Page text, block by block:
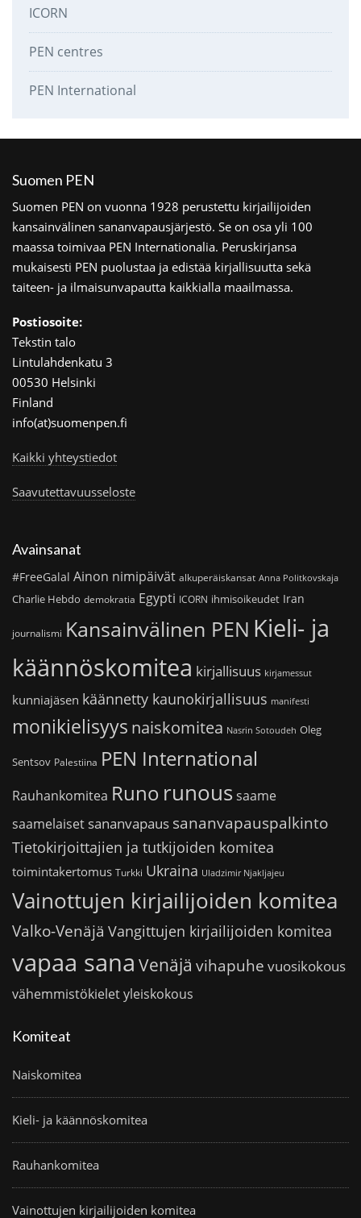
ICORN
PEN centres
PEN International
Suomen PEN
Suomen PEN on vuonna 1928 perustettu kirjailijoiden
kansainvälinen sananvapausjärjestö. Se on osa yli 100
maassa toimivaa PEN Internationalia. Peruskirjansa
mukaisesti PEN puolustaa ja edistää kirjallisuutta sekä
taiteen- ja ilmaisunvapautta kaikkialla maailmassa.
Postiosoite:
Tekstin talo
Lintulahdenkatu 3
00530 Helsinki
Finland
info(at)suomenpen.fi
Kaikki yhteystiedot
Saavutettavuusseloste
Avainsanat
#FreeGalal Ainon nimipäivät alkuperäiskansat Anna Politkovskaja
Charlie Hebdo demokratia Egypti ICORN ihmisoikeudet Iran
journalismi Kansainvälinen PEN Kieli- ja
käännöskomitea kirjallisuus kirjamessut
kunniajäsen käännetty kaunokirjallisuus manifesti
monikielisyys naiskomitea Nasrin Sotoudeh Oleg
Sentsov Palestiina PEN International
Rauhankomitea Runo runoussaame
saamelaiset sananvapaus sananvapauspalkinto
Tietokirjoittajien ja tutkijoiden komitea
toimintakertomus Turkki Ukraina Uladzimir Njakljajeu
Vainottujen kirjailijoiden komitea
Valko-Venäjä Vangittujen kirjailijoiden komitea
vapaa sana Venäjä vihapuhe vuosikokous
vähemmistökieletyleiskokous
Komiteat
Naiskomitea
Kieli- ja käännöskomitea
Rauhankomitea
Vainottujen kirjailijoiden komitea